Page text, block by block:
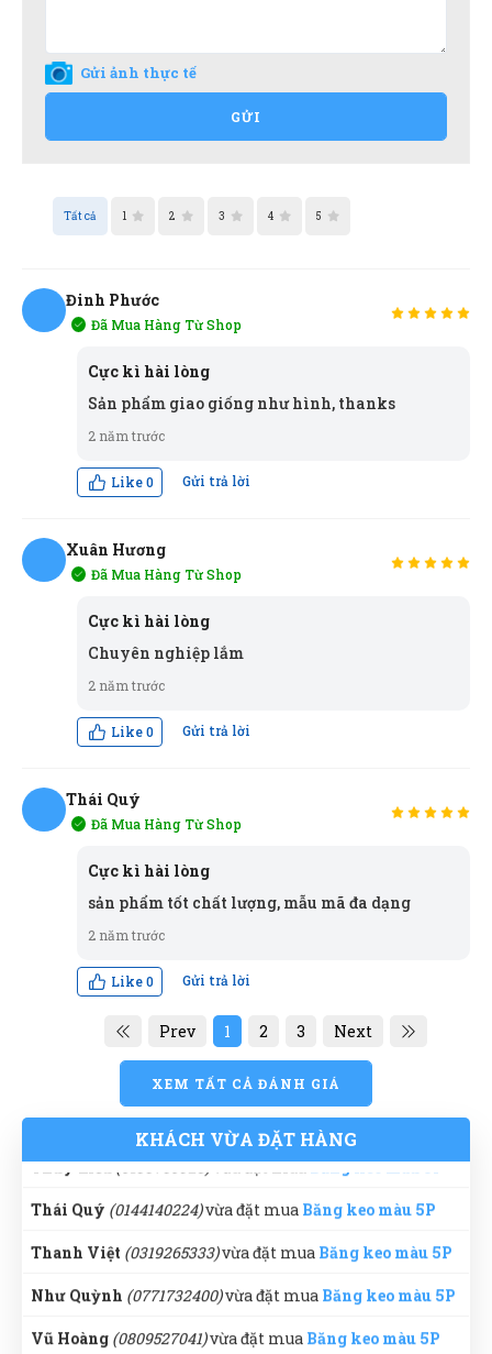
Gửi ảnh thực tế
GỬI
Tất cả 1 2 3 4 5
Đinh Phước
Đã Mua Hàng Từ Shop
Cực kì hài lòng
Sản phẩm giao giống như hình, thanks
2 năm trước
Like0 Gửi trả lời
Xuân Hương
Đã Mua Hàng Từ Shop
Cực kì hài lòng
Chuyên nghiệp lắm
2 năm trước
Like0 Gửi trả lời
Thái Quý
Đã Mua Hàng Từ Shop
Cực kì hài lòng
sản phẩm tốt chất lượng, mẫu mã đa dạng
2 năm trước
Like0 Gửi trả lời
Prev 1 2 3 Next
XEM TẤT CẢ ĐÁNH GIÁ
KHÁCH VỪA ĐẶT HÀNG
Ngọc Thanh Bùi(0514632365)
màu 5P
Thanh Nở (0193883183)
Văn Chí Tâm(0951534680) vừa đặt mua
(0259990982)vừa đặt mua Băng keo màu 5P
Nguyễn Đông (0999075109)
(0858296343)vừa đặt mua
Trung Đức(0746354935)vừa đặt muaBăng keo màu 5P
Thúy Liễu(0133750928)vừa đặt muaBăng keo màu 5P
Thái Quý (0144140224)vừa đặt mua Băng keo màu 5P
Thanh Việt (0319265333)vừa đặt mua Băng keo màu 5P
Như Quỳnh (0771732400)vừa đặt mua Băng keo màu 5P
Vũ Hoàng (0809527041)vừa đặt mua Băng keo màu 5P
Xuân Hồng
Thanks
ĐK
Đăng Khôi
(Đánh giá 2 năm trước)
sản phẩm rất tốt, tôi sử dụng mới đây thôi nhưng
cảm thấy rất ok , tôi sẽ ủng hộ shop dài dài
Đinh Phước
Sản phẩm giao giống như hình, thanks
XH
Xuân Hương
Chuyên nghiệp lắm